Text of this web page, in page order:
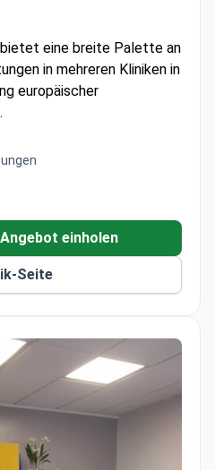
eine breite Palette an
in mehreren Kliniken in
europäischer
inklusive
für Patienten über
einholen
Seite